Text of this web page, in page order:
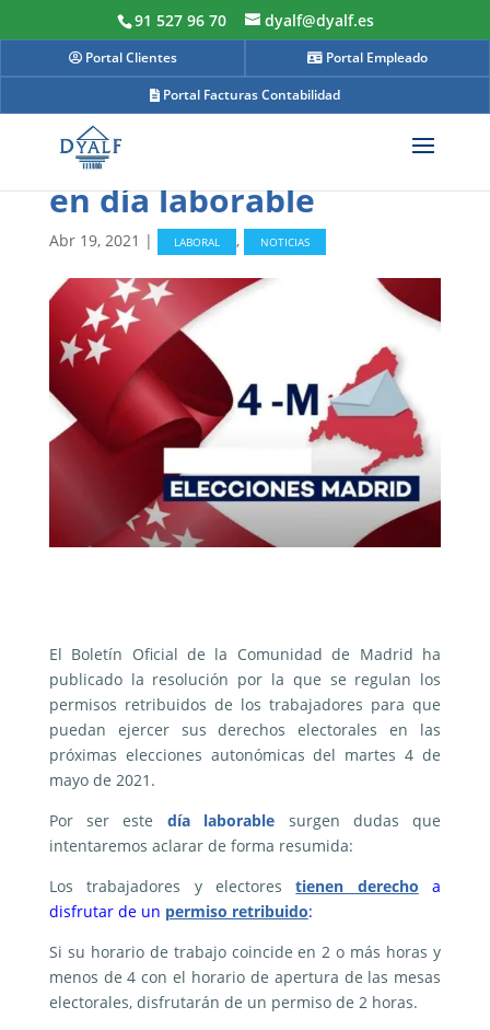
91 527 96 70 dyalf@dyalf.es
Portal Clientes
Portal Empleado
Portal Facturas Contabilidad
Elecciones en Madrid
en día laborable
Abr 19, 2021 | LABORAL , NOTICIAS
El Boletín Oficial de la Comunidad de Madrid ha
publicado la resolución por la que se regulan los
permisos retribuidos de los trabajadores para que
puedan ejercer sus derechos electorales en las
próximas elecciones autonómicas del martes 4 de
mayo de 2021.
Por ser este día laborable surgen dudas que
intentaremos aclarar de forma resumida:
Los trabajadores y electorestienen derecho a
disfrutar de un permiso retribuido:
Si su horario de trabajo coincide en 2 o más horas y
menos de 4 con el horario de apertura de las mesas
electorales, disfrutarán de un permiso de 2 horas.